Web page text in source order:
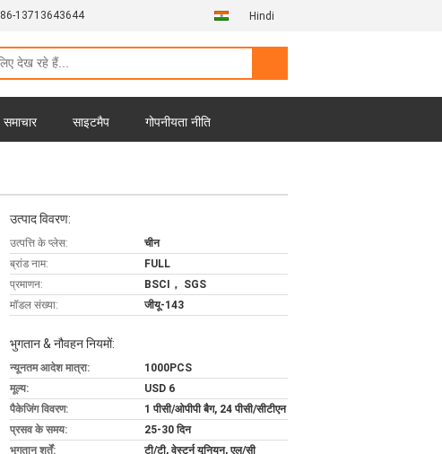
86-13713643644 Hindi
समाचार साइटमैप गोपनीयता नीति
उत्पाद विवरण:
उत्पत्ति के प्लेस:
चीन
ब्रांड नाम:
FULL
प्रमाणन:
BSCI， SGS
मॉडल संख्या:
जीयू-143
भुगतान & नौवहन नियमों:
न्यूनतम आदेश मात्रा:
1000PCS
मूल्य:
USD 6
पैकेजिंग विवरण:
1 पीसी/ओपीपी बैग, 24 पीसी/सीटीएन
प्रसव के समय:
25-30 दिन
भुगतान शर्तें:
टी/टी, वेस्टर्न यूनियन, एल/सी